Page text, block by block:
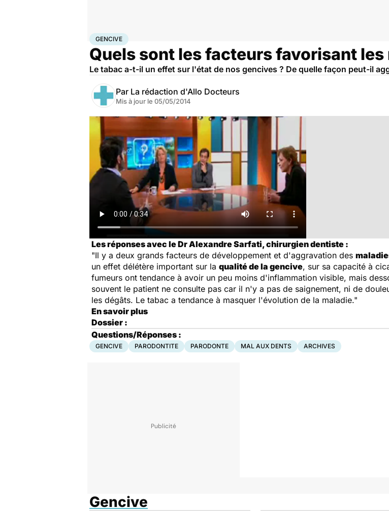
AccueilSantéMaladies
GENCIVE
Quels sont les facteurs favorisant
Le tabac a-t-il un effet sur l'état de nos gencives ? De quelle façon peut-il
Par La rédaction d'Allo Docteurs
Mis à jour le 05/05/2014
Les réponses avec le Dr Alexandre Sarfati, chirurgien dentiste :
"Il y a deux grands facteurs de développement et d'aggravation des
un effet délétère important sur la qualité de la gencive, sur sa capacité à
fumeurs ont tendance à avoir un peu moins d'inflammation visible, mais
souvent le patient ne consulte pas car il n'y a pas de saignement, ni de
les dégâts. Le tabac a tendance à masquer l'évolution de la maladie."
En savoir plus
Dossier :
Questions/Réponses :
GENCIVE PARODONTITE PARODONTE MAL AUX DENTS ARCHIVES
Gencive